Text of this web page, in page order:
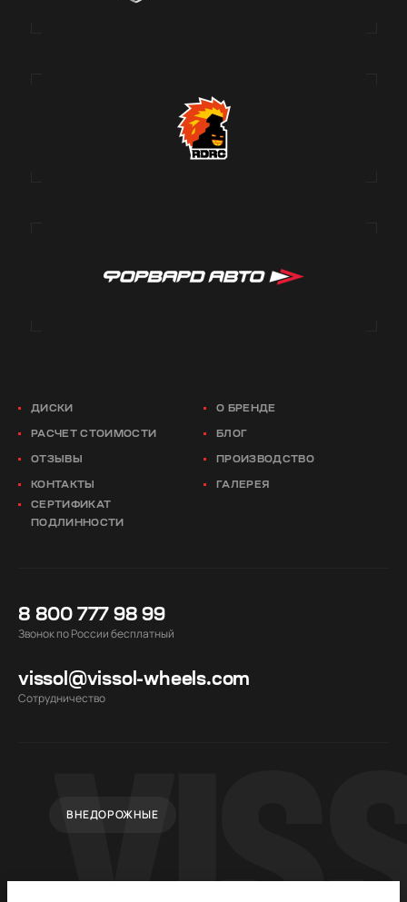
ДИСКИ О БРЕНДЕ
РАСЧЕТ СТОИМОСТИ БЛОГ
ОТЗЫВЫ ПРОИЗВОДСТВО
КОНТАКТЫ
ГАЛЕРЕЯ
СЕРТИФИКАТ
ПОДЛИННОСТИ
8 800 777 98 99
Звонок по России бесплатный
vissol@vissol-wheels.com
Cотрудничество
ВНЕДОРОЖНЫЕ